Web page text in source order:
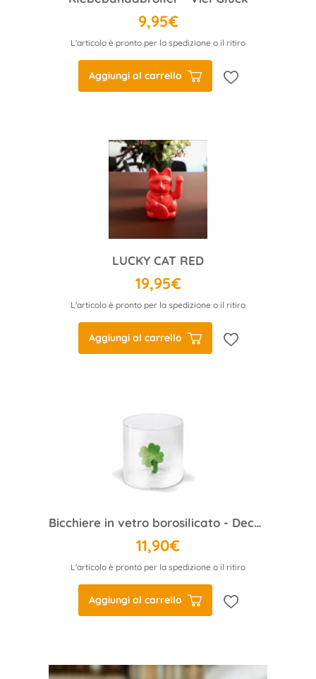
9,95€
L'articolo è pronto per la spedizione o il ritiro
Aggiungi al carrello
LUCKY CAT RED
19,95€
L'articolo è pronto per la spedizione o il ritiro
Aggiungi al carrello
Bicchiere in vetro borosilicato - Decoro Quadrifoglio.
11,90€
L'articolo è pronto per la spedizione o il ritiro
Aggiungi al carrello